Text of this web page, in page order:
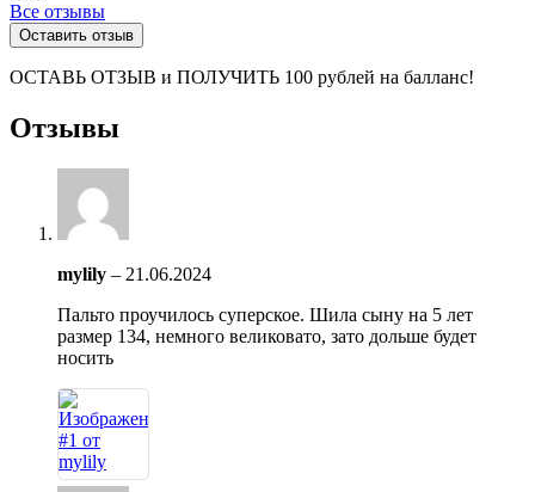
Все отзывы
Оставить отзыв
ОСТАВЬ ОТЗЫВ и ПОЛУЧИТЬ 100 рублей на балланс!
Отзывы
mylily – 21.06.2024
Пальто проучилось суперское. Шила сыну на 5 лет
размер 134, немного великовато, зато дольше будет
носить